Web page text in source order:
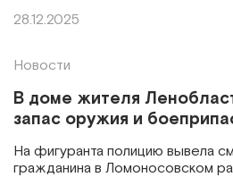
28.12.2025
Новости
В доме жителя
запас оружия и
На фигуранта полицию вывела
гражданина в Ломоносовском